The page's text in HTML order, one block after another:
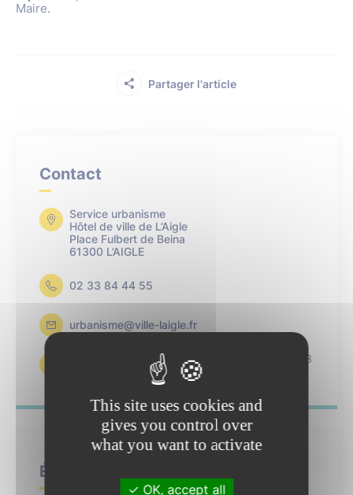
Maire.
Partager l'article
Contact
Service urbanisme
Hôtel de ville de L’Aigle
Place Fulbert de Beina
61300 L’AIGLE
02 33 84 44 55
urbanisme@ville-laigle.fr
ndi au jeudi de 08 h 30 à 12 h 00 et de 13
Élu référent
This site uses cookies and
gives you control over
what you want to activate
OK, accept all